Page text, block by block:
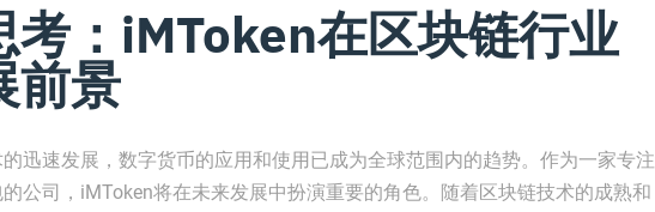
考：iMToken在区块链行业
前景
迅速发展，数字货币的应用和使用已成为全球范围内的趋势。作为一家专注
公司，iMToken将在未来发展中扮演重要的角色。随着区块链技术的成熟和